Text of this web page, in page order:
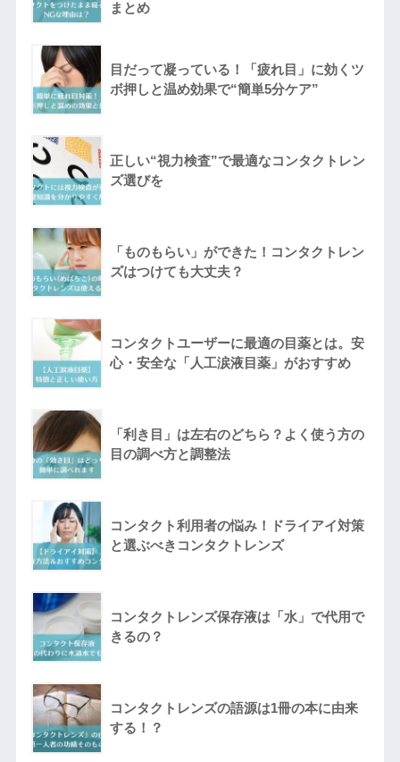
まとめ
目だって凝っている！「疲れ目」に効くツ
ボ押しと温め効果で“簡単5分ケア”
正しい“視力検査”で最適なコンタクトレン
ズ選びを
「ものもらい」ができた！コンタクトレン
ズはつけても大丈夫？
コンタクトユーザーに最適の目薬とは。安
心・安全な「人工涙液目薬」がおすすめ
「利き目」は左右のどちら？よく使う方の
目の調べ方と調整法
コンタクト利用者の悩み！ドライアイ対策
と選ぶべきコンタクトレンズ
コンタクトレンズ保存液は「水」で代用で
きるの？
コンタクトレンズの語源は1冊の本に由来
する！？